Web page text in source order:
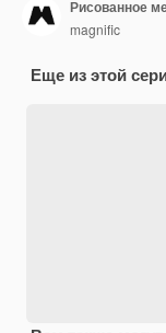
Рисованное
magnific
Еще из этой